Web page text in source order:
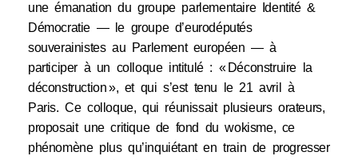
une émanation du groupe parlementaire Identité &
Démocratie — le groupe d’eurodéputés
souverainistes au Parlement européen — à
participer à un colloque intitulé : « Déconstruire la
déconstruction », et qui s’est tenu le 21 avril à
Paris. Ce colloque, qui réunissait plusieurs orateurs,
proposait une critique de fond du wokisme, ce
phénomène plus qu’inquiétant en train de progresser